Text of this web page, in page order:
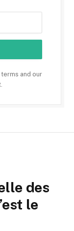
and our
des
le